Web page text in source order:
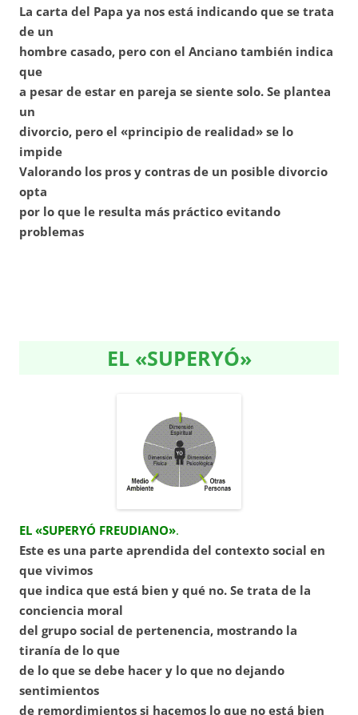
La carta del Papa ya nos está indicando que se trata
de un
hombre casado, pero con el Anciano también indica
que
a pesar de estar en pareja se siente solo. Se plantea
un
divorcio, pero el «principio de realidad» se lo
impide
Valorando los pros y contras de un posible divorcio
opta
por lo que le resulta más práctico evitando
problemas
EL «SUPERYÓ»
EL «SUPERYÓ FREUDIANO».
Este es una parte aprendida del contexto social en
que vivimos
que indica que está bien y qué no. Se trata de la
conciencia moral
del grupo social de pertenencia, mostrando la
tiranía de lo que
de lo que se debe hacer y lo que no dejando
sentimientos
de remordimientos si hacemos lo que no está bien